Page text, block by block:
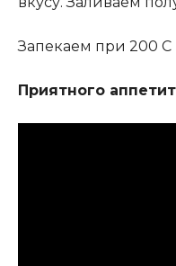
Запекаем при 200 С
Приятного